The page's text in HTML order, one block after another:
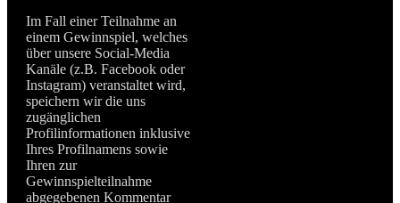
Im Fall einer Teilnahme an
einem Gewinnspiel, welches
über unsere Social-Media
Kanäle (z.B. Facebook oder
Instagram) veranstaltet wird,
speichern wir die uns
zugänglichen
Profilinformationen inklusive
Ihres Profilnamens sowie
Ihren zur
Gewinnspielteilnahme
abgegebenen Kommentar